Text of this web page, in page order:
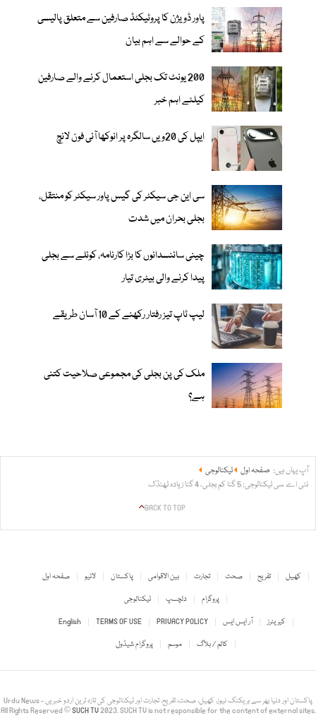
پاور ڈویژن کا پروٹیکٹڈ صارفین سے متعلق پالیسی
کے حوالے سے اہم بیان
200 یونٹ تک بجلی استعمال کرنے والے صارفین
کیلئے اہم خبر
ایپل کی 20ویں سالگرہ پر انوکھا آئی فون لانچ
سی این جی سیکٹر کی گیس پاور سیکٹر کو منتقل،
بجلی بحران میں شدت
چینی سائنسدانوں کا بڑا کارنامہ، کوئلے سے بجلی
پیدا کرنے والی بیٹری تیار
لیپ ٹاپ تیز رفتار رکھنے کے 10 آسان طریقے
ملک کی پن بجلی کی مجموعی صلاحیت کتنی
ہے؟
آپ یہاں ہیں: صفحہ اول
ٹیکنالوجی
نئی اے سی ٹیکنالوجی: 5 گنا کم بجلی، 4 گنا زیادہ ٹھنڈک
BACK TO TOP
صفحہ اول لائیو پاکستان بین الاقوامی تجارت صحت تفریح
کھیل
ٹیکنالوجی
دلچسپ
پروگرام
English
TERMS OF USE PRIVACY POLICY آر ایس ایس
کیریئرز
پروگرام شیڈول
موسم کالم / بلاگ
Urdu News - پاکستان اور دنیا بھر سے بریکنگ نیوز، کھیل، صحت، تفریح، تجارت اور ٹیکنالوجی کی تازہ ترین اردو خبریں
All Rights Reserved ©SUCH TV2023. SUCH TV is not responsible for the content of external sites.